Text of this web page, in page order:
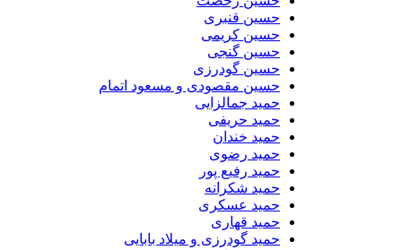
حسین قنبری
حسین کریمی
حسین گنجی
حسین گودرزی
حسین مقصودی و مسعود اتمام
حمید جمالزایی
حمید حریفی
حمید خندان
حمید رضوی
حمید رفیع پور
حمید شکرانه
حمید عسکری
حمید قهاری
حمید گودرزی و میلاد بابایی